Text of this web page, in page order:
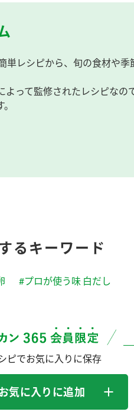
単レシピから、旬の食材や
って監修されたレシピなの
るキーワード
#プロが使う味 白だし
ピでお気に入りに保存
気に入りに追加